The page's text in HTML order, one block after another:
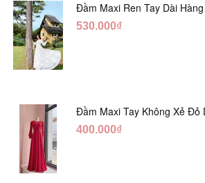
Đầm Maxi Ren Tay Dài
DT730
530.000₫
Đầm Maxi Tay Không Xẻ Đỏ
400.000₫